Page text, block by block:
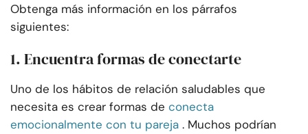
Obtenga más información en los párrafos
siguientes:
1. Encuentra formas de conectarte
Uno de los hábitos de relación saludables que
necesita es crear formas de conecta
emocionalmente con tu pareja . Muchos podrían